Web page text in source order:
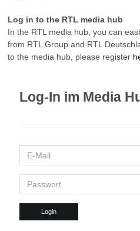
Log in to the RTL media hub
In the RTL media hub, you can
from RTL Group and RTL
to the media hub, please register
Log-In im Media
Login